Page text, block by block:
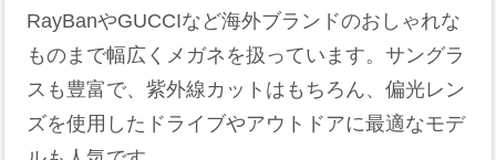
RayBanやGUCCIなど海外ブランドのおしゃれな
ものまで幅広くメガネを扱っています。サングラ
スも豊富で、紫外線カットはもちろん、偏光レン
ズを使用したドライブやアウトドアに最適なモデ